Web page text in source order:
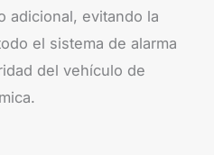
adicional, evitando la
el sistema de alarma
del vehículo de